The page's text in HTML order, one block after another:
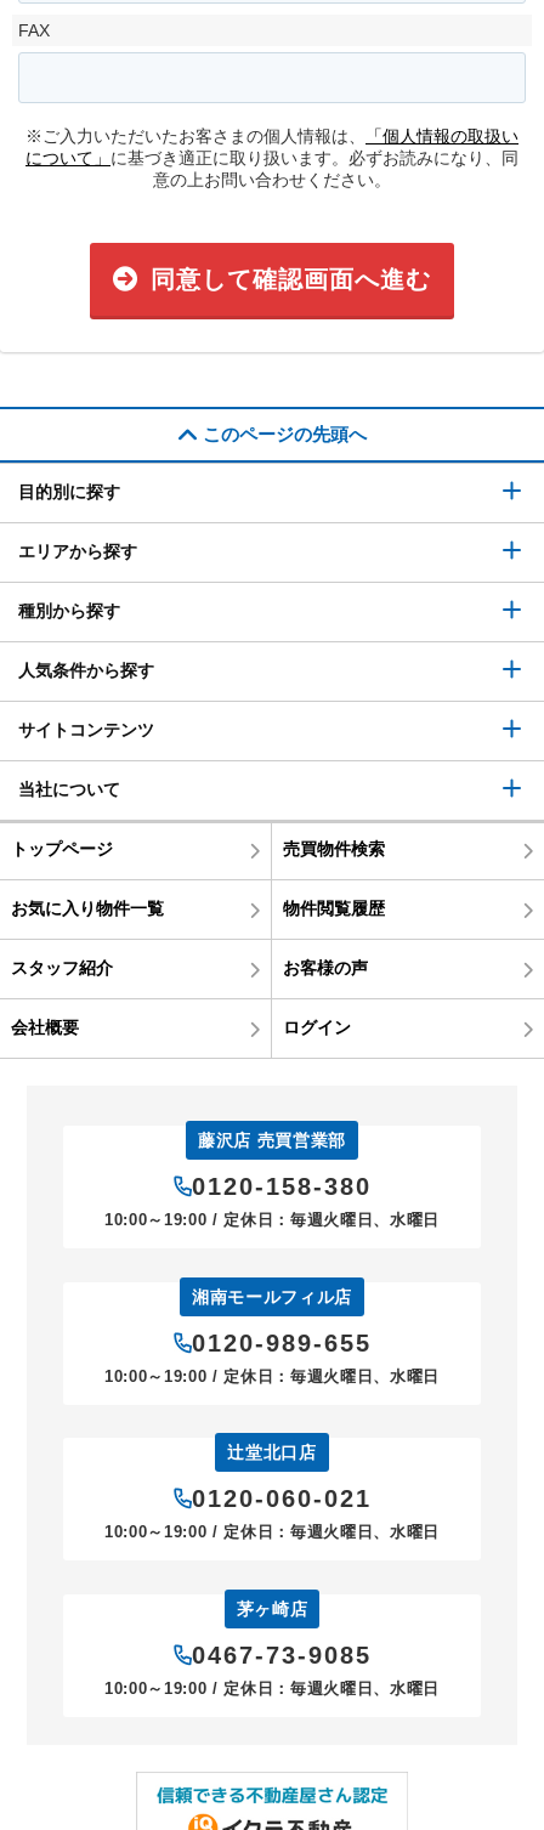
FAX
※ご入力いただいたお客さまの個人情報は、
「個人情報の取扱い
について」 に基づき適正に取り扱います。必ずお読みになり、同
意の上お問い合わせください。
同意して確認画面へ進む
このページの先頭へ
目的別に探す
エリアから探す
種別から探す
人気条件から探す
サイトコンテンツ
当社について
トップページ 売買物件検索
お気に入り物件一覧 物件閲覧履歴
スタッフ紹介 お客様の声
会社概要 ログイン
藤沢店 売買営業部
0120-158-380
10:00～19:00 / 定休日：毎週火曜日、水曜日
湘南モールフィル店
0120-989-655
10:00～19:00 / 定休日：毎週火曜日、水曜日
辻堂北口店
0120-060-021
10:00～19:00 / 定休日：毎週火曜日、水曜日
茅ヶ崎店
0467-73-9085
10:00～19:00 / 定休日：毎週火曜日、水曜日